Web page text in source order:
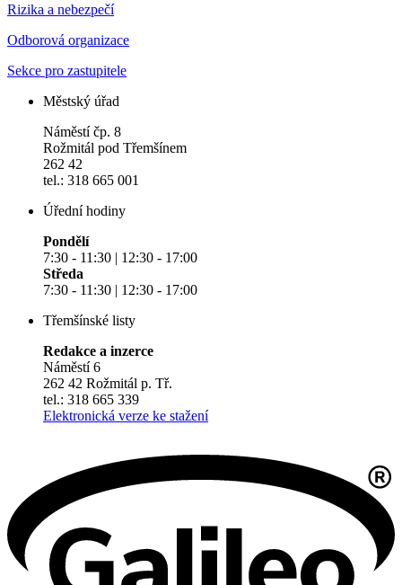
Rizika a nebezpečí
Odborová organizace
Sekce pro zastupitele
Městský úřad
Náměstí čp. 8
Rožmitál pod Třemšínem
262 42
tel.: 318 665 001
Úřední hodiny
Pondělí
7:30 - 11:30 | 12:30 - 17:00
Středa
7:30 - 11:30 | 12:30 - 17:00
Třemšínské listy
Redakce a inzerce
Náměstí 6
262 42 Rožmitál p. Tř.
tel.: 318 665 339
Elektronická verze ke stažení